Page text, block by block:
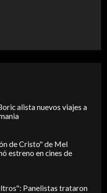
alista nuevos viajes a
de Cristo" de Mel
estreno en cines de
Panelistas trataron